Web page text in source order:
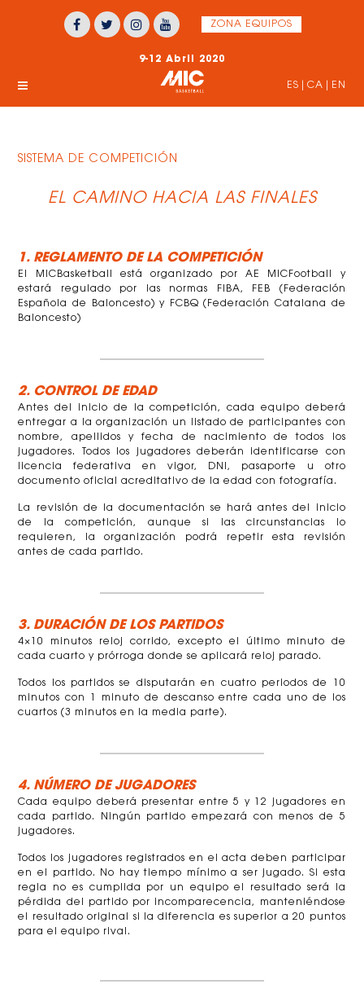
ZONA EQUIPOS
9-12 Abril 2020
ES CA EN
SISTEMA DE COMPETICIÓN
EL CAMINO HACIA LAS FINALES
1. REGLAMENTO DE LA COMPETICIÓN
El MICBasketball está organizado por AE MICFootball y
estará regulado por las normas FIBA, FEB (Federación
Española de Baloncesto) y FCBQ (Federación Catalana de
Baloncesto)
2. CONTROL DE EDAD
Antes del inicio de la competición, cada equipo deberá
entregar a la organización un listado de participantes con
nombre, apellidos y fecha de nacimiento de todos los
jugadores. Todos los jugadores deberán identificarse con
licencia federativa en vigor, DNI, pasaporte u otro
documento oficial acreditativo de la edad con fotografía.
La revisión de la documentación se hará antes del inicio
de la competición, aunque si las circunstancias lo
requieren, la organización podrá repetir esta revisión
antes de cada partido.
3. DURACIÓN DE LOS PARTIDOS
4×10 minutos reloj corrido, excepto el último minuto de
cada cuarto y prórroga donde se aplicará reloj parado.
Todos los partidos se disputarán en cuatro periodos de 10
minutos con 1 minuto de descanso entre cada uno de los
cuartos (3 minutos en la media parte).
4. NÚMERO DE JUGADORES
Cada equipo deberá presentar entre 5 y 12 jugadores en
cada partido. Ningún partido empezará con menos de 5
jugadores.
Todos los jugadores registrados en el acta deben participar
en el partido. No hay tiempo mínimo a ser jugado. Si esta
regla no es cumplida por un equipo el resultado será la
pérdida del partido por incomparecencia, manteniéndose
el resultado original si la diferencia es superior a 20 puntos
para el equipo rival.